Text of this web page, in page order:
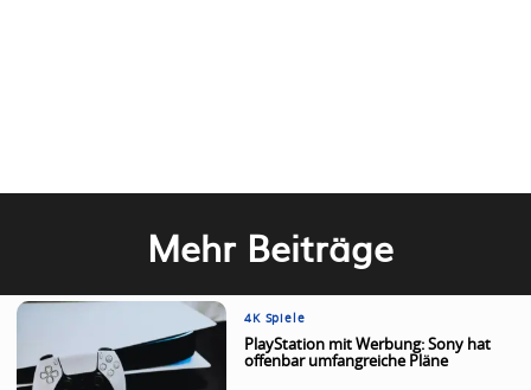
Mehr Beiträge
4K Spiele
PlayStation mit Werbung: Sony hat
offenbar umfangreiche Pläne